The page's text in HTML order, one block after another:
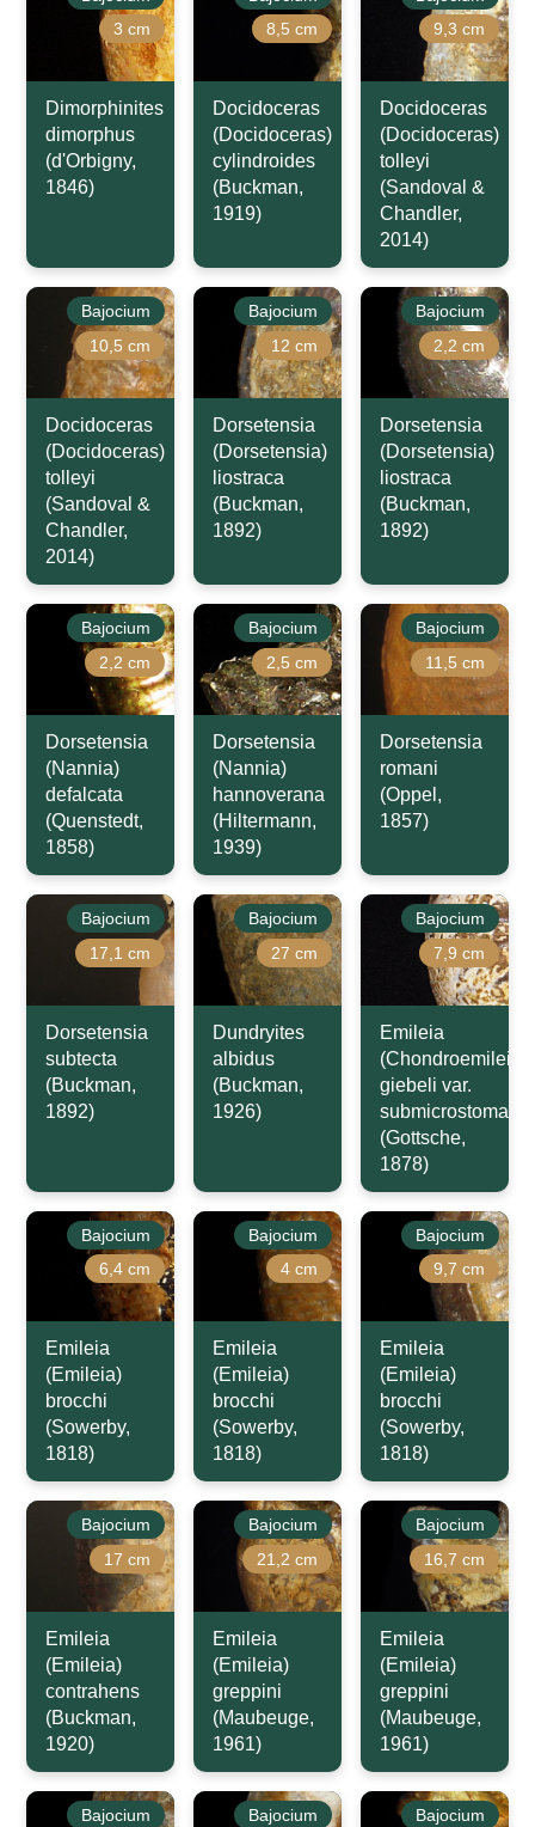
3 cm
Dimorphinites
dimorphus
(d'Orbigny,
1846)
8,5 cm
Docidoceras
(Docidoceras)
cylindroides
(Buckman,
1919)
9,3 cm
Docidoceras
(Docidoceras)
tolleyi
(Sandoval &
Chandler,
2014)
Bajocium
10,5 cm
Docidoceras
(Docidoceras)
tolleyi
(Sandoval &
Chandler,
2014)
Bajocium
12 cm
Dorsetensia
(Dorsetensia)
liostraca
(Buckman,
1892)
Bajocium
2,2 cm
Dorsetensia
(Dorsetensia)
liostraca
(Buckman,
1892)
Bajocium
2,2 cm
Dorsetensia
(Nannia)
defalcata
(Quenstedt,
1858)
Bajocium
2,5 cm
Dorsetensia
(Nannia)
hannoverana
(Hiltermann,
1939)
Bajocium
11,5 cm
Dorsetensia
romani
(Oppel,
1857)
Bajocium
17,1 cm
Dorsetensia
subtecta
(Buckman,
1892)
Bajocium
27 cm
Dundryites
albidus
(Buckman,
1926)
Bajocium
7,9 cm
Emileia
(Chondroemileia)
giebeli var.
submicrostoma
(Gottsche,
1878)
Bajocium
6,4 cm
Emileia
(Emileia)
brocchi
(Sowerby,
1818)
Bajocium
4 cm
Emileia
(Emileia)
brocchi
(Sowerby,
1818)
Bajocium
9,7 cm
Emileia
(Emileia)
brocchi
(Sowerby,
1818)
Bajocium
17 cm
Emileia
(Emileia)
contrahens
(Buckman,
1920)
Bajocium
21,2 cm
Emileia
(Emileia)
greppini
(Maubeuge,
1961)
Bajocium
16,7 cm
Emileia
(Emileia)
greppini
(Maubeuge,
1961)
Bajocium
Bajocium
Bajocium